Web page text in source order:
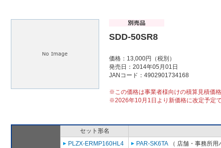
SDD-50SR8
価格：13,000円（税別）
発売日：2014年05月01日
JANコード：4902901734168
※この価格は事業者様向けの積算見積価
※2026年10月1日より新価格に改定予定
セット形名
PLZX-ERMP160HL4
PAR-SK6TA （ 店舗・事務所